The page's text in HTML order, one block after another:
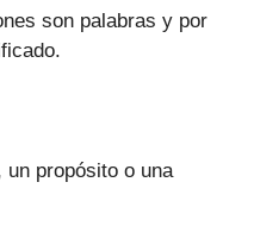
son palabras y por
propósito o una